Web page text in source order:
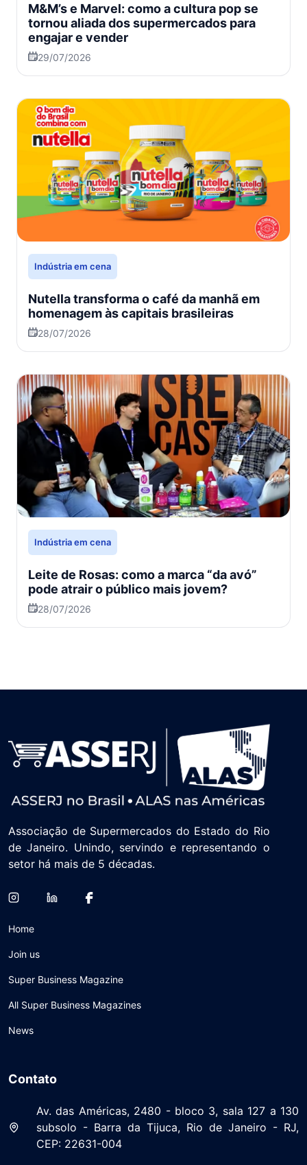
M&M’s e Marvel: como a cultura pop se
tornou aliada dos supermercados para
engajar e vender
29/07/2026
Indústria em cena
Nutella transforma o café da manhã em
homenagem às capitais brasileiras
28/07/2026
Indústria em cena
Leite de Rosas: como a marca “da avó”
pode atrair o público mais jovem?
28/07/2026
Associação de Supermercados do Estado do Rio
de Janeiro. Unindo, servindo e representando o
setor há mais de 5 décadas.
Home
Join us
Super Business Magazine
All Super Business Magazines
News
Contato
Av. das Américas, 2480 - bloco 3, sala 127 a 130
subsolo - Barra da Tijuca, Rio de Janeiro - RJ,
CEP: 22631-004